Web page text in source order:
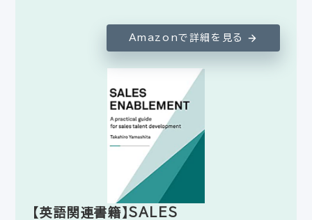
Amazonで詳細を見る
【英語関連書籍】SALES